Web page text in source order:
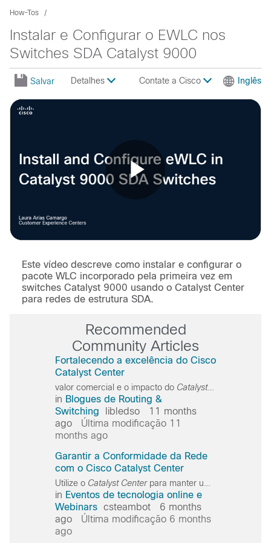
How-Tos
Instalar e Configurar o EWLC nos
Switches SDA Catalyst 9000
Salvar Detalhes Contate a Cisco Inglês
Video
Este vídeo descreve como instalar e configurar o
pacote WLC incorporado pela primeira vez em
switches Catalyst 9000 usando o Catalyst Center
para redes de estrutura SDA.
Recommended
Community Articles
Fortalecendo a excelência do Cisco
Catalyst Center
valor comercial e o impacto do Catalyst
in Blogues de Routing &
Switching
libledso
11 months
ago
Última modificação 11
months ago
Garantir a Conformidade da Rede
com o Cisco Catalyst Center
Utilize o Catalyst Centerpara manter uma infraestrutura consistente e segura, identificando facilmente os dispositivos de rede que não atendem aos seus padrões. Aproveite os recursos certos para remediar
in Eventos de tecnologia online e
Webinars csteambot
6 months
ago
Última modificação 6 months
ago